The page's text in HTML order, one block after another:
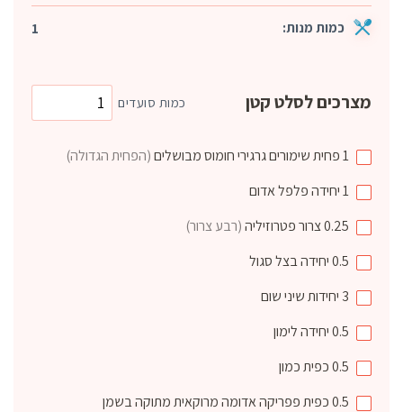
כמות מנות: 1
מצרכים לסלט קטן כמות סועדים
1פחית שימוריםגרגירי חומוס מבושלים(הפחית הגדולה)
1יחידהפלפל אדום
0.25צרורפטרוזיליה(רבע צרור)
0.5יחידהבצל סגול
3 יחידותשיני שום
0.5יחידהלימון
0.5כפיתכמון
0.5כפיתפפריקה אדומה מרוקאית מתוקה בשמן